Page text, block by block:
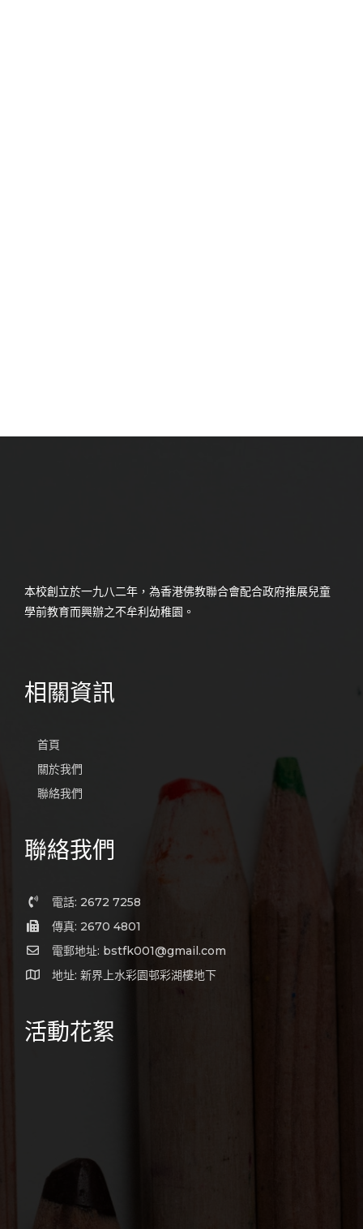
本校創立於一九八二年，為香港佛教聯合會配合政府推展兒童
學前教育而興辦之不牟利幼稚園。
相關資訊
首頁
關於我們
聯絡我們
聯絡我們
電話: 2672 7258
傳真: 2670 4801
電郵地址: bstfk001@gmail.com
地址: 新界上水彩園邨彩湖樓地下
活動花絮